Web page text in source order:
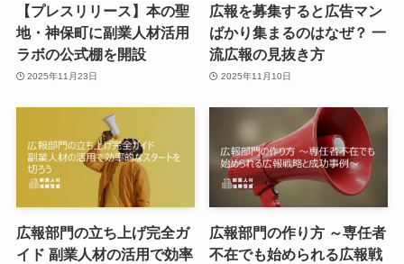
【プレスリリース】本の聖
地・神保町に副業人材活用
ラボの公式棚を開設
2025年11月23日
広報を募集すると広告マン
ばかり集まるのはなぜ？ 一
流広報の見抜き方
2025年11月10日
広報部門の立ち上げ完全ガ
イド 副業人材の活用で効率
広報部門の作り方 ～専任者
不在でも始められる広報戦